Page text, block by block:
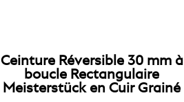
Ceinture Réversible 30 mm à
boucle Rectangulaire
Meisterstück en Cuir Grainé